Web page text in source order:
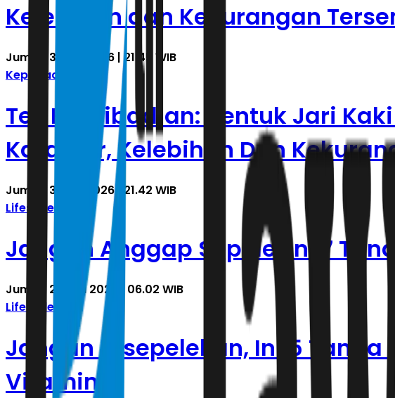
Kelebihan dan Kekurangan
Jumat, 31 Juli 2026 | 21.45 WIB
Kepribadian
Tes Kepribadian: Bentuk Jari
Karakter, Kelebihan Dan
Jumat, 31 Juli 2026 | 21.42 WIB
Lifestyle
Jangan Anggap Sepele, Ini 7
Jumat, 24 Juli 2026 | 06.02 WIB
Lifestyle
Jangan Disepelekan, Ini 5
Vitamin D